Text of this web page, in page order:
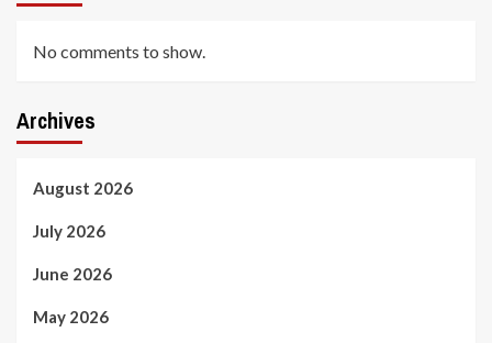
No comments to show.
Archives
August 2026
July 2026
June 2026
May 2026